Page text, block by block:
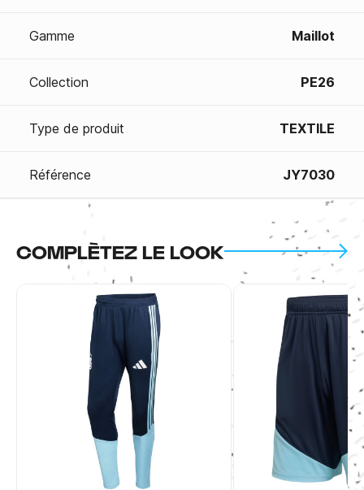
Gamme Maillot
Collection PE26
Type de produit TEXTILE
Référence JY7030
COMPLÈTEZ LE LOOK